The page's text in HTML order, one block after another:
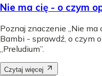
Nie ma cię - o czym
Poznaj znaczenie „Nie ma
Bambi - sprawdź, o czym
„Preludium”.
Czytaj więcej